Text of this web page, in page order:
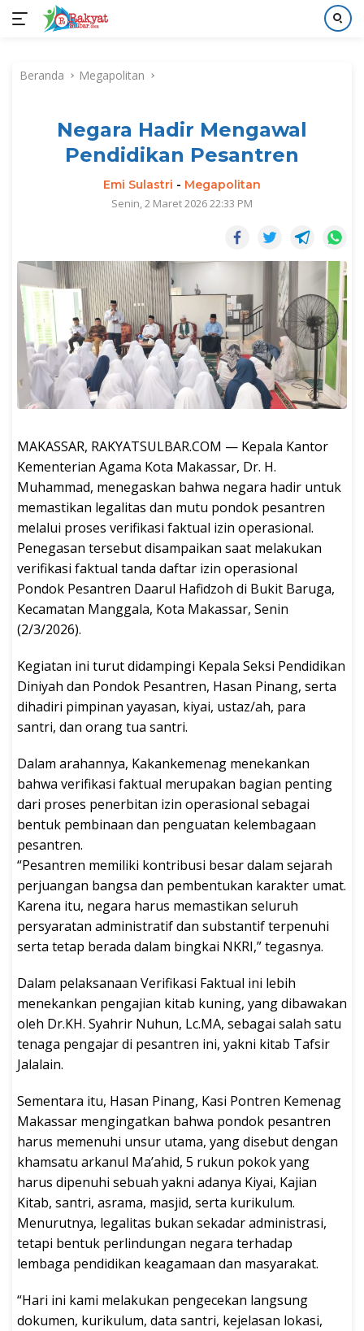
kontenBeranda Megapolitan
Negara Hadir Mengawal
Pendidikan Pesantren
Emi Sulastri - Megapolitan
Senin, 2 Maret 2026 22:33 PM
MAKASSAR, RAKYATSULBAR.COM — Kepala Kantor
Kementerian Agama Kota Makassar, Dr. H.
Muhammad, menegaskan bahwa negara hadir untuk
memastikan legalitas dan mutu pondok pesantren
melalui proses verifikasi faktual izin operasional.
Penegasan tersebut disampaikan saat melakukan
verifikasi faktual tanda daftar izin operasional
Pondok Pesantren Daarul Hafidzoh di Bukit Baruga,
Kecamatan Manggala, Kota Makassar, Senin
(2/3/2026).
Kegiatan ini turut didampingi Kepala Seksi Pendidikan
Diniyah dan Pondok Pesantren, Hasan Pinang, serta
dihadiri pimpinan yayasan, kiyai, ustaz/ah, para
santri, dan orang tua santri.
Dalam arahannya, Kakankemenag menekankan
bahwa verifikasi faktual merupakan bagian penting
dari proses penerbitan izin operasional sebagai
bentuk pembinaan dan penguatan kelembagaan
pesantren.
“Pesantren memiliki kontribusi besar dalam sejarah
perjuangan bangsa dan pembentukan karakter umat.
Karena itu, negara harus memastikan seluruh
persyaratan administratif dan substantif terpenuhi
serta tetap berada dalam bingkai NKRI,” tegasnya.
Dalam pelaksanaan Verifikasi Faktual ini lebih
menekankan pengajian kitab kuning, yang dibawakan
oleh Dr.KH. Syahrir Nuhun, Lc.MA, sebagai salah satu
tenaga pengajar di pesantren ini, yakni kitab Tafsir
Jalalain.
Sementara itu, Hasan Pinang, Kasi Pontren Kemenag
Makassar mengingatkan bahwa pondok pesantren
harus memenuhi unsur utama, yang disebut dengan
khamsatu arkanul Ma’ahid, 5 rukun pokok yang
harus dipenuhi sebuah yakni adanya Kiyai, Kajian
Kitab, santri, asrama, masjid, serta kurikulum.
Menurutnya, legalitas bukan sekadar administrasi,
tetapi bentuk perlindungan negara terhadap
lembaga pendidikan keagamaan dan masyarakat.
“Hari ini kami melakukan pengecekan langsung
dokumen, kurikulum, data santri, kejelasan lokasi,